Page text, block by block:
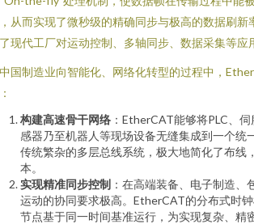
从而实现了微秒级的精确同步与极高的数据刷新
现代工厂对运动控制、多轴同步、数据采集等应
国制造业向智能化、网络化转型的过程中，
构建高速骨干网络 ：EtherCAT能够将PLC、
感器乃至机器人等现场设备无缝集成到一个统
传统繁杂的多层总线系统，极大地简化了布线
本。
实现精准同步控制 ：在高端装备、电子制造
运动的协同要求极高。EtherCAT的分布式时
节点基于同一时间基准运行，为实现复杂、精